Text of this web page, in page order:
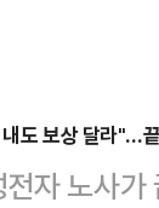
도 보상 달라"…
자 노사가